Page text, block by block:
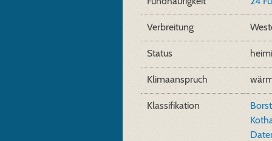
Verbreitung
Status
Klimaanspruch
Klassifikation